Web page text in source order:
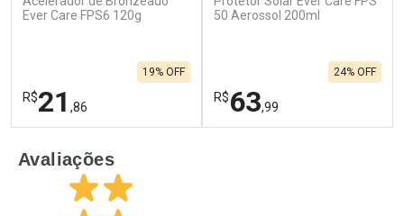
Ever Care FPS6 120g
R$21 ,86
19% OFF
Laboratório
Por Menos
50 Aerossol 200ml
R$63,99
24% OFF
Avaliações